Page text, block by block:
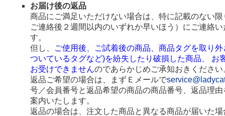
お届け後の返品
商品にご満足いただけない場合は、特に記載のない
ご連絡後２週間以内のいずれか早いほう）にご連絡
す。
但し、
ご使用後、ご試着後の商品、商品タグを取り
ついているタグなど)を紛失したり破損した商品、
お受けできませんのであらかじめご承知おきください
返品ご希望の場合は、まずＥメールで
号／会員番号と返品希望の商品の商品番号、返品理
案内いたします。
返品の場合は、注文した商品と異なる商品が届いた